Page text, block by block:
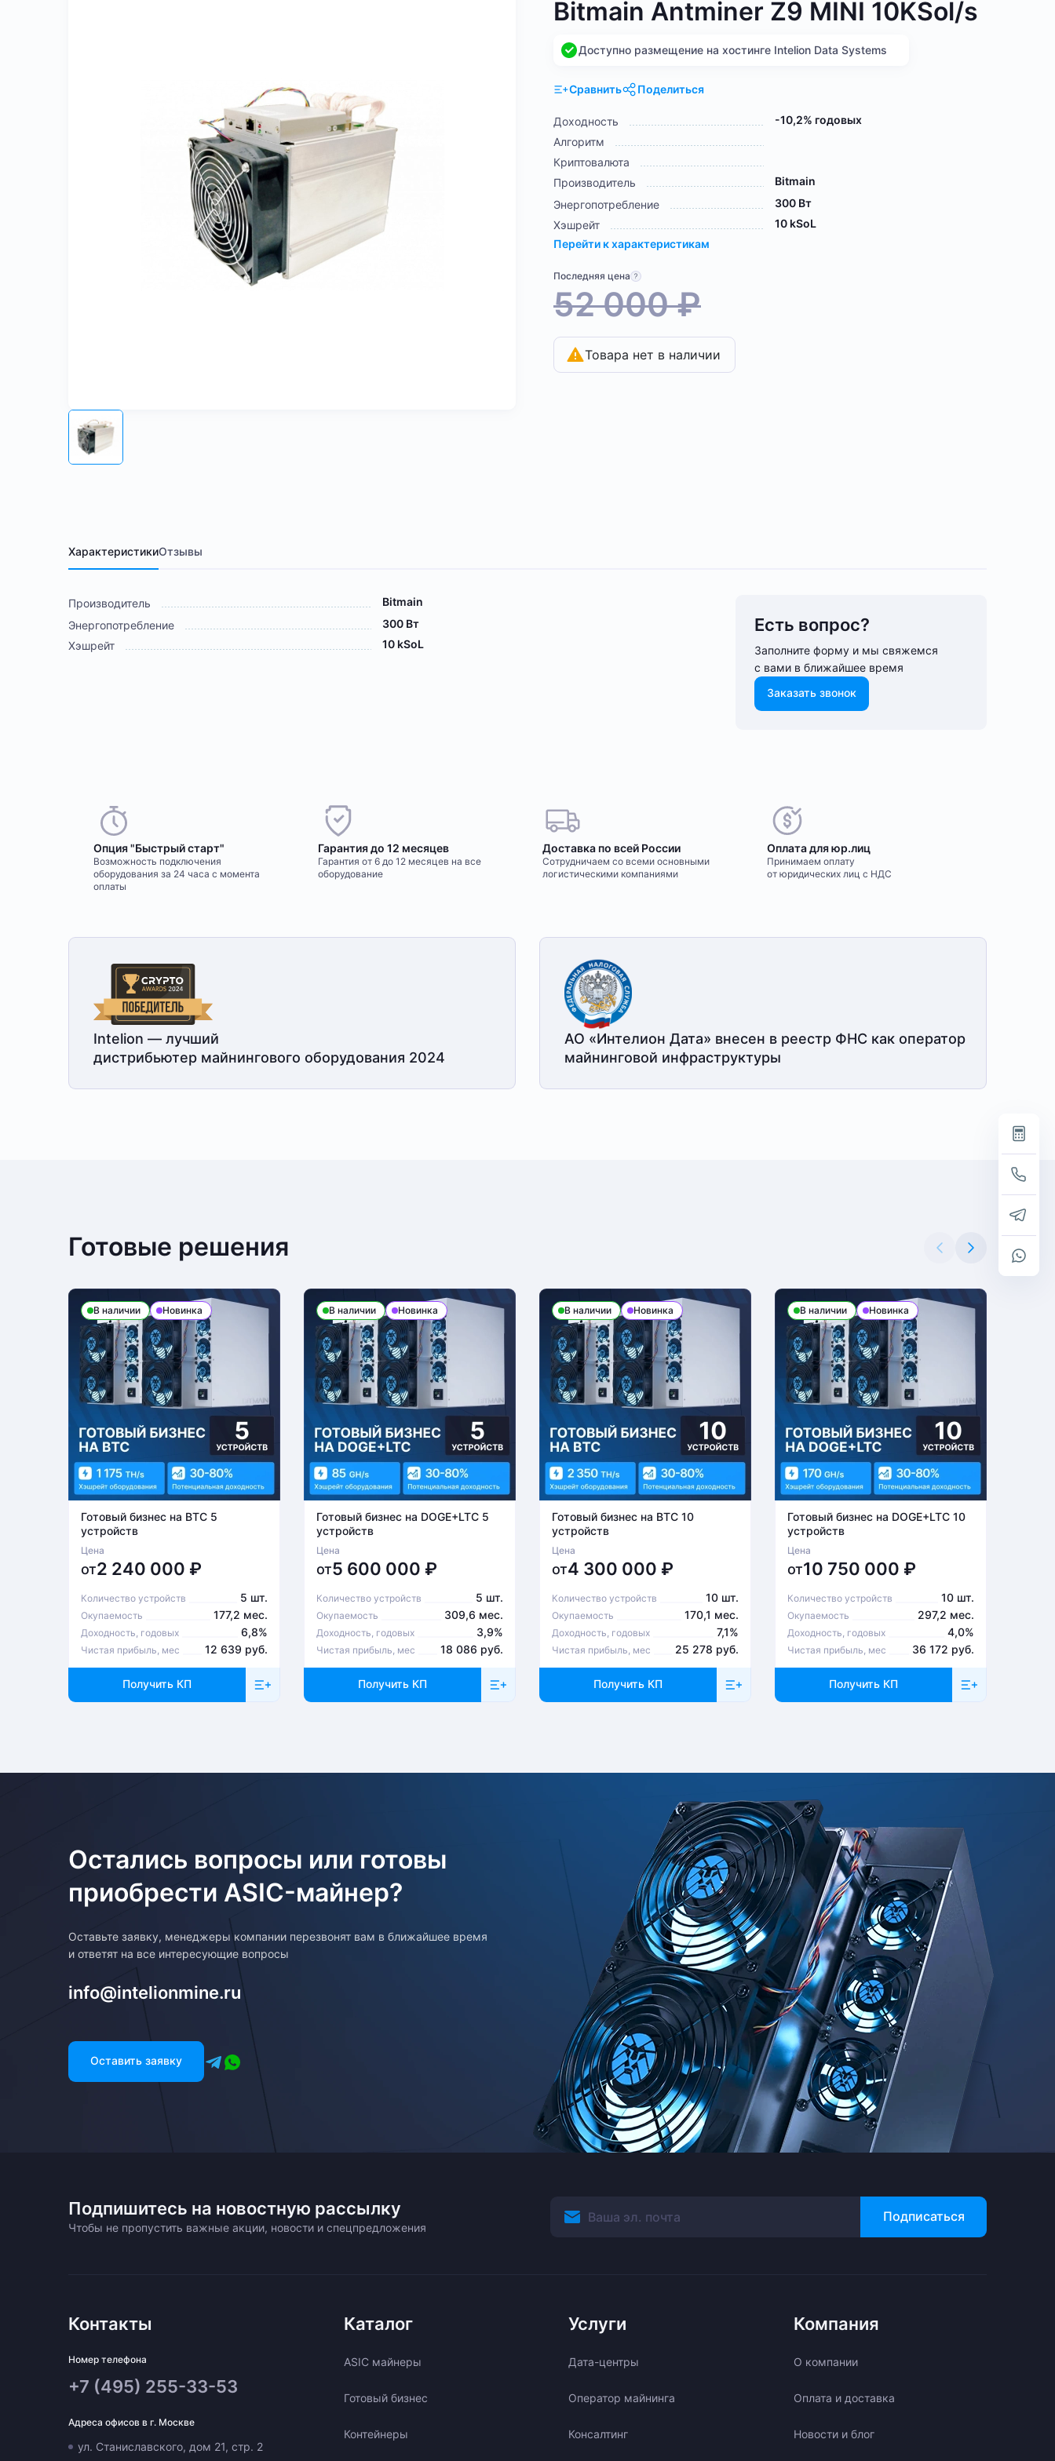
Bitmain Antminer Z9 MINI 10KSol/s
Доступно размещение на хостинге Intelion Data Systems
Сравнить Поделиться
Доходность
-10,2% годовых
Алгоритм
Криптовалюта
Производитель
Bitmain
Энергопотребление
300 Вт
Хэшрейт
10 kSoL
Перейти к характеристикам
Последняя цена
52 000₽
Товара нет в наличии
ХарактеристикиОтзывы
Производитель
Bitmain
Энергопотребление
300 Вт
Хэшрейт
10 kSoL
Есть вопрос?
Заполните форму и мы свяжемся
с вами в ближайшее время
Заказать звонок
Опция "Быстрый старт"
Возможность подключения
оборудования за 24 часа с момента
оплаты
Гарантия до 12 месяцев
Гарантия от 6 до 12 месяцев на все
оборудование
Доставка по всей России
Сотрудничаем со всеми основными
логистическими компаниями
Оплата для юр.лиц
Принимаем оплату
от юридических лиц с НДС
Intelion — лучший
дистрибьютер майнингового оборудования 2024
АО «Интелион Дата» внесен в реестр ФНС как оператор
майнинговой инфраструктуры
Готовые решения
В наличии Новинка
Готовый бизнес на BTC 5
устройств
Цена
от2 240 000 ₽
Количество устройств 5 шт.
Окупаемость 177,2 мес.
Доходность, годовых 6,8%
Чистая прибыль, мес 12 639 руб.
Получить КП
В наличии Новинка
Готовый бизнес на DOGE+LTC 5
устройств
Цена
от5 600 000 ₽
Количество устройств 5 шт.
Окупаемость 309,6 мес.
Доходность, годовых 3,9%
Чистая прибыль, мес 18 086 руб.
Получить КП
В наличии Новинка
Готовый бизнес на BTC 10
устройств
Цена
от4 300 000 ₽
Количество устройств 10 шт.
Окупаемость 170,1 мес.
Доходность, годовых 7,1%
Чистая прибыль, мес 25 278 руб.
Получить КП
В наличии Новинка
Готовый бизнес на DOGE+LTC 10
устройств
Цена
от10 750 000 ₽
Количество устройств 10 шт.
Окупаемость 297,2 мес.
Доходность, годовых 4,0%
Чистая прибыль, мес 36 172 руб.
Получить КП
Остались вопросы или готовы
приобрести ASIC-майнер?
Оставьте заявку, менеджеры компании перезвонят вам в ближайшее время
и ответят на все интересующие вопросы
info@intelionmine.ru
Оставить заявку
Подпишитесь на новостную рассылку
Чтобы не пропустить важные акции, новости и спецпредложения
Подписаться
Контакты
Номер телефона
+7 (495) 255-33-53
Адреса офисов в г. Москве
ул. Станиславского, дом 21, стр. 2
Каталог
ASIC майнеры
Готовый бизнес
Контейнеры
Услуги
Дата-центры
Оператор майнинга
Консалтинг
Компания
О компании
Оплата и доставка
Новости и блог